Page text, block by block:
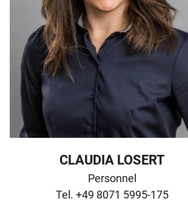
CLAUDIA LOSERT
Personnel